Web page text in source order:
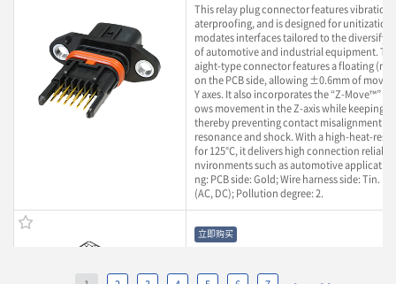
This relay plug connector features vibration
aterproofing, and is designed for
modates interfaces tailored to the
of automotive and industrial equipment.
aight-type connector features a floating
on the PCB side, allowing ±0.6mm of
Y axes. It also incorporates the “Z-Move™”
ows movement in the Z-axis while keeping
thereby preventing contact misalignment
resonance and shock. With a high-heat-
for 125°C, it delivers high connection
nvironments such as automotive
ng: PCB side: Gold; Wire harness side: Tin.
(AC, DC); Pollution degree: 2.
立即购买